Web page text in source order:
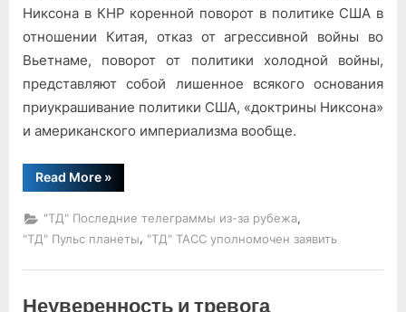
Ник­сона в КНР коренной поворот в по­литике США в
отношении Китая, от­каз от агрессивной войны во
Вьетна­ме, поворот от политики холодной войны,
представляют собой лишенное всякого основания
приукрашивание политики США, «доктрины Никсона»
и американского империализма во­обще.
Read More“Выступление
«Акахаты»”
»
"ТД" Последние телеграммы из-за рубежа,
"ТД" Пульс планеты, "ТД" ТАСС уполномочен заявить
Неуверенность и тревога